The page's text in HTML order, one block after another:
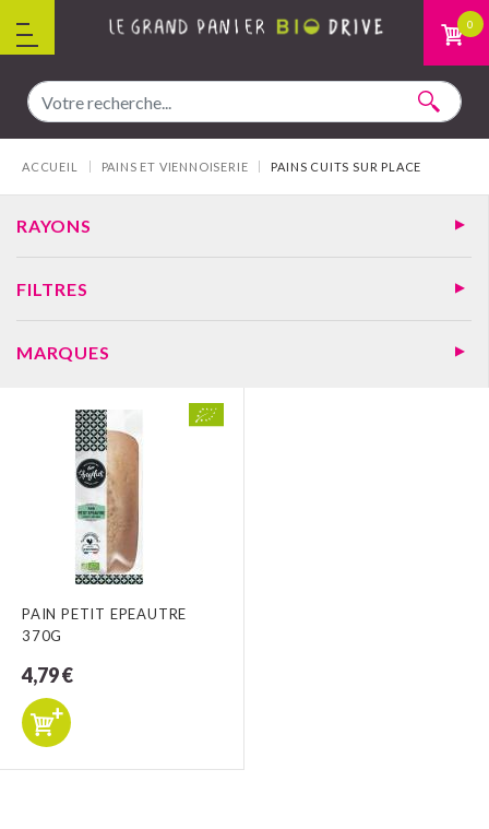
0
ACCUEIL PAINS ET VIENNOISERIE PAINS CUITS SUR PLACE
RAYONS
FILTRES
MARQUES
PAIN PETIT EPEAUTRE
370G
4,79 €